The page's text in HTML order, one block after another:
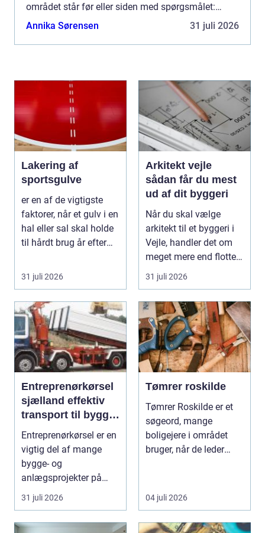
området står før eller siden med spørgsmålet:
Hvem skal vi vælge, og hvad skal vi være
Annika Sørensen 31 juli 2026
Lakering af
sportsgulve
er en af de vigtigste
faktorer, når et gulv i en
hal eller sal skal holde
til hårdt brug år efter
31 juli 2026
Arkitekt vejle
sådan får du mest
ud af dit byggeri
Når du skal vælge
arkitekt til et byggeri i
Vejle, handler det om
meget mere end flotte
streger på p...
31 juli 2026
Entreprenørkørsel
sjælland effektiv
transport til bygge-
og anlægsopgaver
Entreprenørkørsel er en
vigtig del af mange
bygge- og
anlægsprojekter på
Sjælland. Uden sikker
og ef...
31 juli 2026
Tømrer roskilde
Tømrer Roskilde er et
søgeord, mange
boligejere i området
bruger, når de leder
04 juli 2026